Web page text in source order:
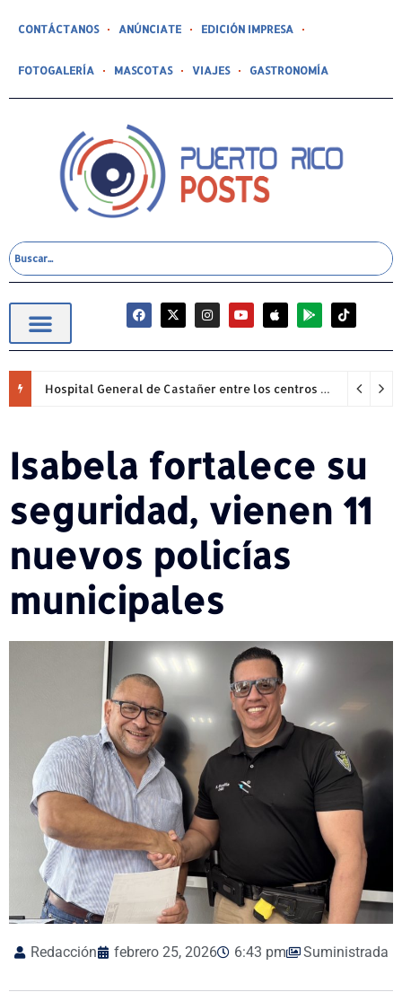
CONTÁCTANOS ANÚNCIATE EDICIÓN IMPRESA
FOTOGALERÍA MASCOTAS VIAJES GASTRONOMÍA
Hospital General de Castañer entre los centros de salud comunitarios con mejor desempeño clínico de Estados Unidos
Isabela fortalece su
seguridad, vienen 11
nuevos policías
municipales
Redacción febrero 25, 2026 6:43 pm Suministrada